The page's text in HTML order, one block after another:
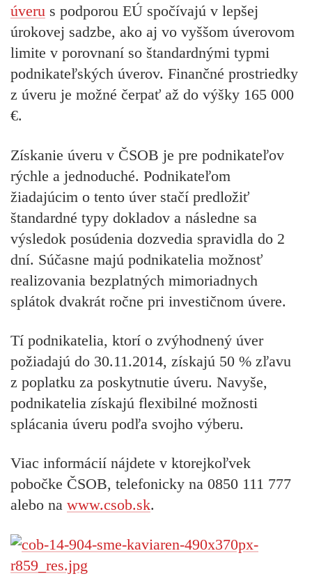
úveru s podporou EÚ spočívajú v lepšej
úrokovej sadzbe, ako aj vo vyššom úverovom
limite v porovnaní so štandardnými typmi
podnikateľských úverov. Finančné prostriedky
z úveru je možné čerpať až do výšky 165 000
€.
Získanie úveru v ČSOB je pre podnikateľov
rýchle a jednoduché. Podnikateľom
žiadajúcim o tento úver stačí predložiť
štandardné typy dokladov a následne sa
výsledok posúdenia dozvedia spravidla do 2
dní. Súčasne majú podnikatelia možnosť
realizovania bezplatných mimoriadnych
splátok dvakrát ročne pri investičnom úvere.
Tí podnikatelia, ktorí o zvýhodnený úver
požiadajú do 30.11.2014, získajú 50 % zľavu
z poplatku za poskytnutie úveru. Navyše,
podnikatelia získajú flexibilné možnosti
splácania úveru podľa svojho výberu.
Viac informácií nájdete v ktorejkoľvek
pobočke ČSOB, telefonicky na 0850 111 777
alebo na www.csob.sk.